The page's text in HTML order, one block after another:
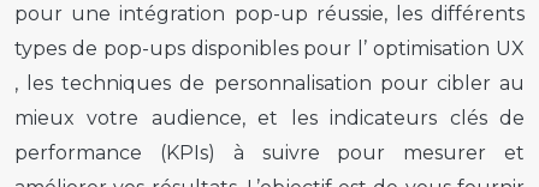
pour uneintégration pop-up réussie, les différents
types de pop-ups disponibles pour l’optimisation UX
, les techniques de personnalisation pour cibler au
mieux votre audience, et les indicateurs clés de
performance (KPIs) à suivre pour mesurer et